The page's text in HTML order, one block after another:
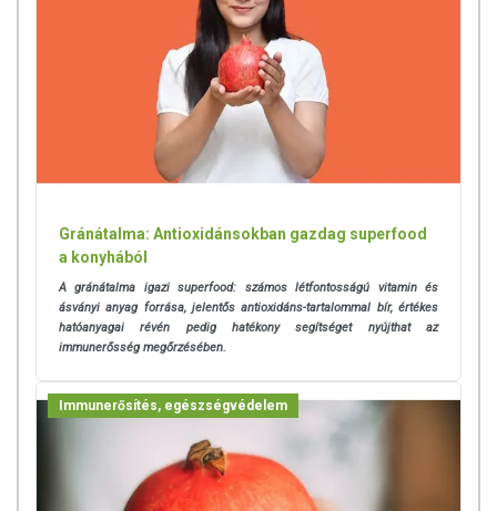
Gránátalma: Antioxidánsokban gazdag superfood
a konyhából
A gránátalma igazi superfood: számos létfontosságú vitamin és
ásványi anyag forrása, jelentős antioxidáns-tartalommal bír, értékes
hatóanyagai révén pedig hatékony segítséget nyújthat az
immunerősség megőrzésében.
Immunerősítés, egészségvédelem